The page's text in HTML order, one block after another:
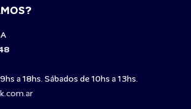
a 18hs. Sábados de 10hs a 13hs.